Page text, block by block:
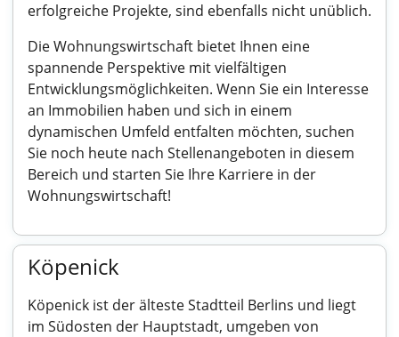
erfolgreiche Projekte, sind ebenfalls nicht unüblich.
Die Wohnungswirtschaft bietet Ihnen eine
spannende Perspektive mit vielfältigen
Entwicklungsmöglichkeiten. Wenn Sie ein Interesse
an Immobilien haben und sich in einem
dynamischen Umfeld entfalten möchten, suchen
Sie noch heute nach Stellenangeboten in diesem
Bereich und starten Sie Ihre Karriere in der
Wohnungswirtschaft!
Köpenick
Köpenick ist der älteste Stadtteil Berlins und liegt
im Südosten der Hauptstadt, umgeben von